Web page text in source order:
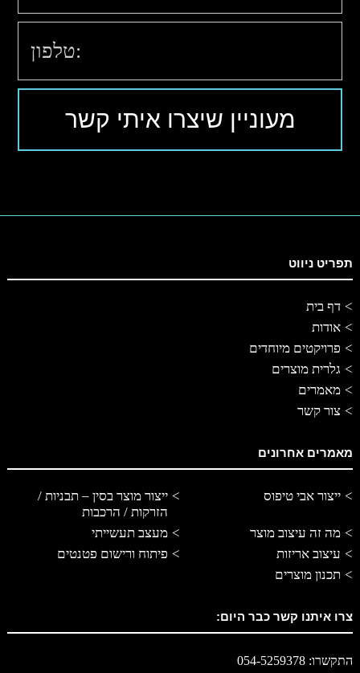
תפריט ניווט
דף בית
אודות
פרויקטים מיוחדים
גלרית מוצרים
מאמרים
צור קשר
מאמרים אחרונים
ייצור אבי טיפוס
ייצור מוצר בסין – תבניות /
הזרקות / הרכבות
מה זה עיצוב מוצר
מעצב תעשייתי
עיצוב אריזות
פיתוח ורישום פטנטים
תכנון מוצרים
צרו איתנו קשר כבר היום:
התקשרו: 054-5259378